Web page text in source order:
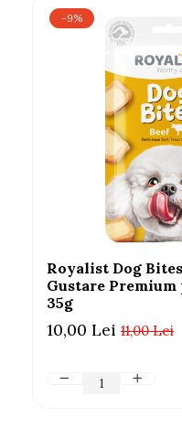
-9%
Royalist Dog
Gustare
35g
11,00 Lei
10,00 Lei